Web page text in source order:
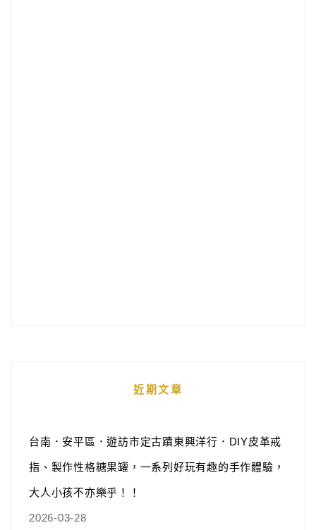
近期文章
台南．安平區．遊訪市定古蹟東興洋行．DIY皮革戒
指、製作性格糖果罐，一系列好玩有趣的手作體驗，
大人小孩不亦樂乎！！
2026-03-28